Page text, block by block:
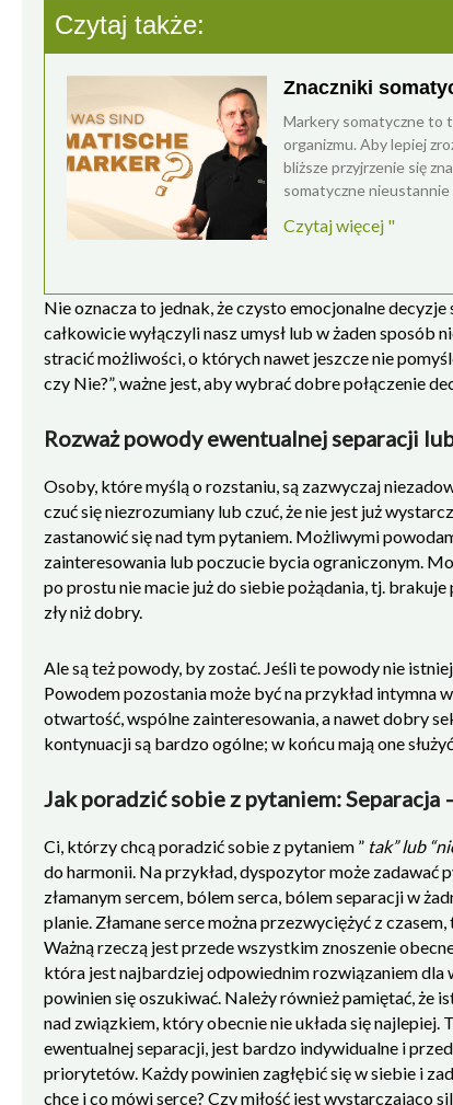
Czytaj także:
Znaczniki
Markery somatyczne to
organizmu. Aby lepiej
bliższe przyjrzenie się
somatyczne nieustannie
Czytaj więcej "
Nie oznacza to jednak, że czysto emocjonalne
całkowicie wyłączyli nasz umysł lub w żaden
stracić możliwości, o których nawet jeszcze nie
czy Nie?”, ważne jest, aby wybrać dobre połączenie
Rozważ powody ewentualnej separacji
Osoby, które myślą o rozstaniu, są zazwyczaj
czuć się niezrozumiany lub czuć, że nie jest już
zastanowić się nad tym pytaniem. Możliwymi
zainteresowania lub poczucie bycia ograniczonym.
po prostu nie macie już do siebie pożądania, tj.
zły niż dobry.
Ale są też powody, by zostać. Jeśli te powody nie
Powodem pozostania może być na przykład intymna
otwartość, wspólne zainteresowania, a nawet dobry
kontynuacji są bardzo ogólne; w końcu mają one
Jak poradzić sobie z pytaniem: Separacja
Ci, którzy chcą poradzić sobie z pytaniem ” tak” lub
do harmonii. Na przykład, dyspozytor może zadawać
złamanym sercem, bólem serca, bólem separacji w
planie. Złamane serce można przezwyciężyć z
Ważną rzeczą jest przede wszystkim znoszenie
która jest najbardziej odpowiednim rozwiązaniem
powinien się oszukiwać. Należy również pamiętać, że
nad związkiem, który obecnie nie układa się
ewentualnej separacji, jest bardzo indywidualne i
priorytetów. Każdy powinien zagłębić się w siebie i
chce i co mówi serce? Czy miłość jest wystarczająco